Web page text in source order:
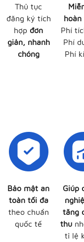
Thủ tục
đăng ký tích
hợp đơn
giản, nhanh
chóng
Phí
Phí
Phí
Bảo mật an
toàn tối đa
theo chuẩn
quốc tế
Giúp
tăng
thu
tỉ lệ